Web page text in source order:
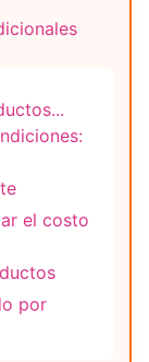
el costo
por